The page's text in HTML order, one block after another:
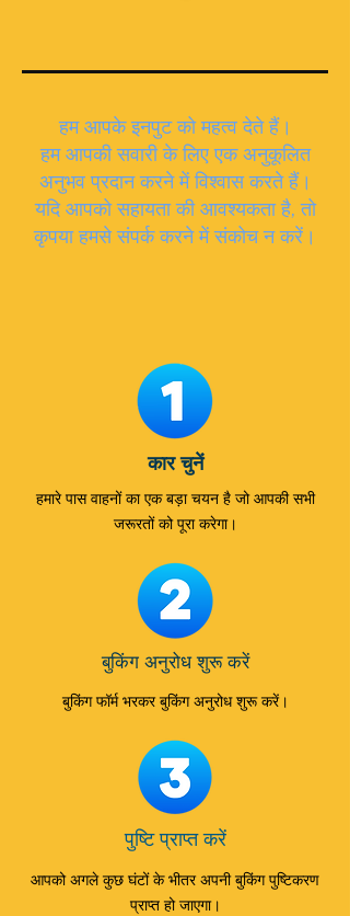
हम आपके इनपुट को महत्व देते हैं।
हम आपकी सवारी के लिए एक अनुकूलित
अनुभव प्रदान करने में विश्वास करते हैं।
यदि आपको सहायता की आवश्यकता है, तो
कृपया हमसे संपर्क करने में संकोच न करें।
कार चुनें
हमारे पास वाहनों का एक बड़ा चयन है जो आपकी सभी
जरूरतों को पूरा करेगा।
बुकिंग अनुरोध शुरू करें
बुकिंग फॉर्म भरकर बुकिंग अनुरोध शुरू करें।
पुष्टि प्राप्त करें
आपको अगले कुछ घंटों के भीतर अपनी बुकिंग पुष्टिकरण
प्राप्त हो जाएगा।